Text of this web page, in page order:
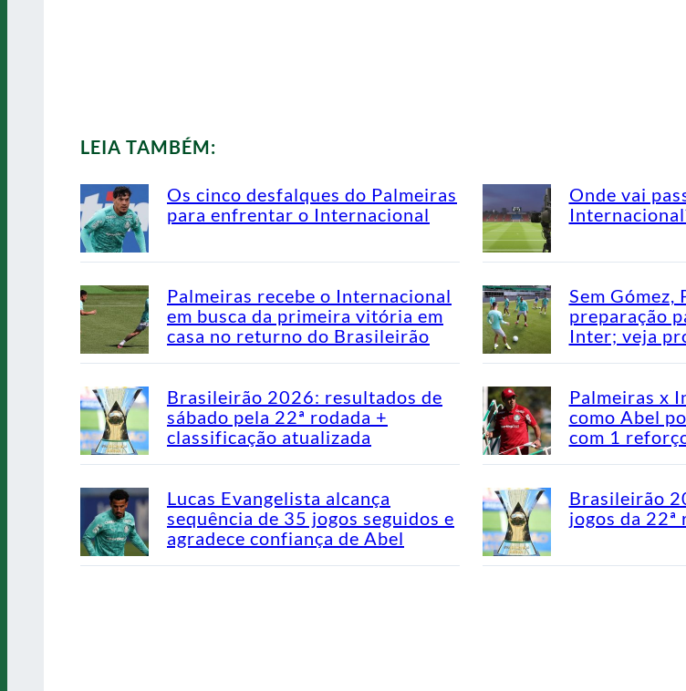
LEIA TAMBÉM:
Os cinco desfalques do Palmeiras
para enfrentar o Internacional
Onde vai
Palmeiras recebe o Internacional
em busca da primeira vitória em
casa no returno do Brasileirão
Sem Gómez,
preparação
Inter; veja
Brasileirão 2026: resultados de
sábado pela 22ª rodada +
classificação atualizada
Palmeiras x
como Abel
com 1
Lucas Evangelista alcança
sequência de 35 jogos seguidos e
agradece confiança de Abel
Brasileirão
jogos da 22ª